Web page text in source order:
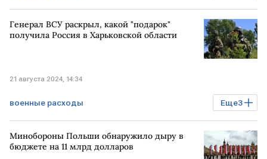
Спецоперация на Украине
Денис Шмыгаль УКРАИНА
Генерал ВСУ раскрыл, какой "подарок"
получила Россия в Харьковской области
21 августа 2024, 14:34
Еще3
военные расходы
Спецоперация на Украине УКРАИНА
укрепление Харьковская область
Минобороны Польши обнаружило дыру в
бюджете на 11 млрд долларов